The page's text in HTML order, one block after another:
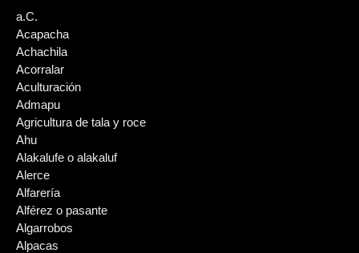
a.C.
Acapacha
Achachila
Acorralar
Aculturación
Admapu
Agricultura de tala y roce
Ahu
Alakalufe o alakaluf
Alerce
Alfarería
Alférez o pasante
Algarrobos
Alpacas